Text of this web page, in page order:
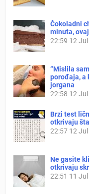
Čokoladni
minuta,
22:59 12
“Mislila
porođaja, a
jorgana
22:58 12
Brzi test
otkrivaju
22:57 12
Ne gasite
otkrivaju
22:51 11